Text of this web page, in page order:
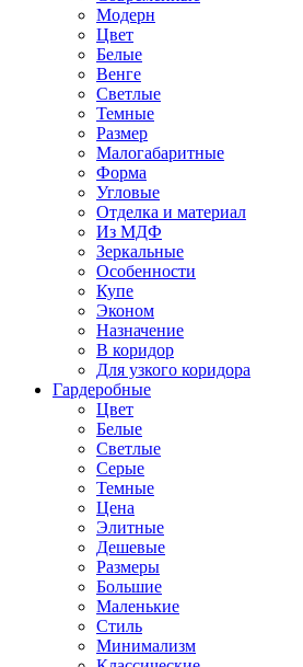
Модерн
Цвет
Белые
Венге
Светлые
Темные
Размер
Малогабаритные
Форма
Угловые
Отделка и материал
Из МДФ
Зеркальные
Особенности
Купе
Эконом
Назначение
В коридор
Для узкого коридора
Гардеробные
Цвет
Белые
Светлые
Серые
Темные
Цена
Элитные
Дешевые
Размеры
Большие
Маленькие
Стиль
Минимализм